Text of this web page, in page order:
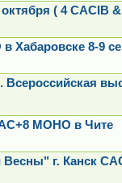
( 4 CACIB
8-9
Всероссийская
МОНО в Чите
Весны" г. Канск